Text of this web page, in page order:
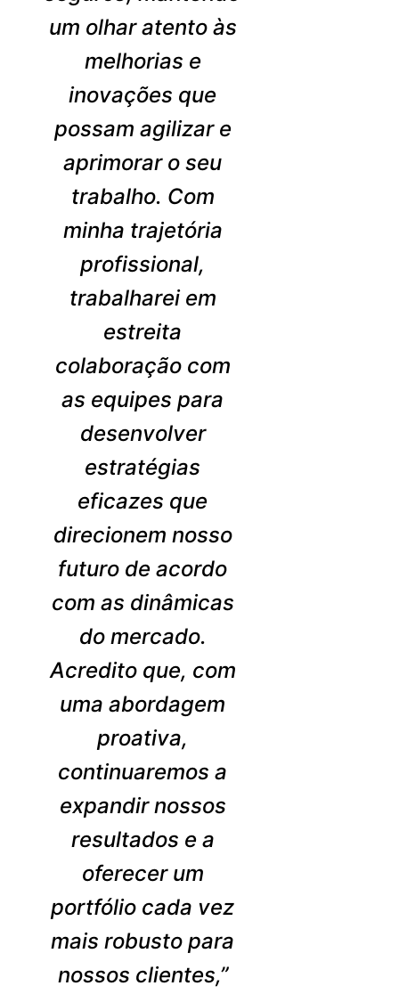
um olhar atento às
melhorias e
inovações que
possam agilizar e
aprimorar o seu
trabalho. Com
minha trajetória
profissional,
trabalharei em
estreita
colaboração com
as equipes para
desenvolver
estratégias
eficazes que
direcionem nosso
futuro de acordo
com as dinâmicas
do mercado.
Acredito que, com
uma abordagem
proativa,
continuaremos a
expandir nossos
resultados e a
oferecer um
portfólio cada vez
mais robusto para
nossos clientes,”